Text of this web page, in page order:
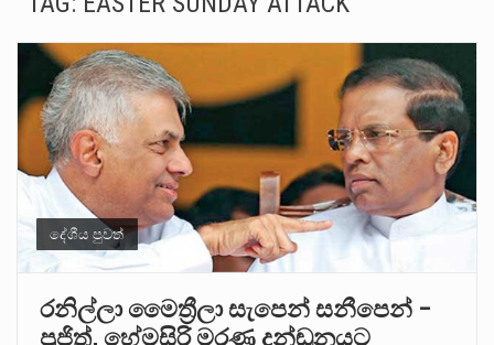
මහර බන්ධනාගාරයේ අද ඇතිවූ සිද්ධියෙන් තුවාල ලැබූ බව කියන රැඳවියන් ගණන ඉහළ ගොස් තිබේ. ඒ…
අගෝස්තු මස දෙවන ඉරිදා ලිට් රූම් සූම් සංවාදය පැවැත්වෙන්නේ "කතා කරන මහ වැව" නම් නකතාවක්…
දේශීය පුවත්
රනිල්ලා මෛත්‍රීලා සැපෙන් සනීපෙන් –
පූජිත්, හේමසිරි මරණ දන්ඬුනයට